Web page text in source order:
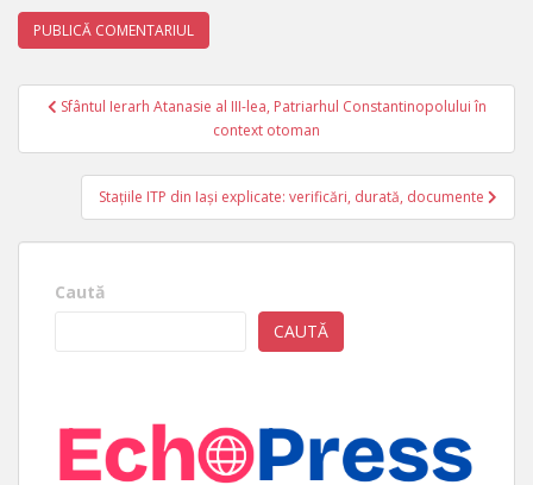
Navigare
articole
Sfântul Ierarh Atanasie al III-lea, Patriarhul Constantinopolului în
context otoman
Stațiile ITP din Iași explicate: verificări, durată, documente
Caută
CAUTĂ